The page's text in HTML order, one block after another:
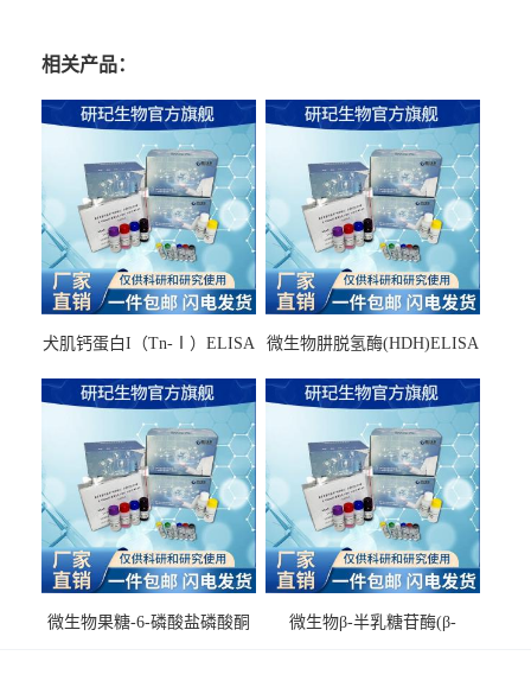
相关产品：
犬肌钙蛋白I（Tn-Ⅰ）ELISA
微生物肼脱氢酶(HDH)ELISA
微生物果糖-6-磷酸盐磷酸酮
微生物β-半乳糖苷酶(β-